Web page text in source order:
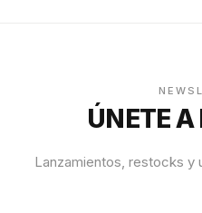
ÚNETE
Lanzamientos, restocks y